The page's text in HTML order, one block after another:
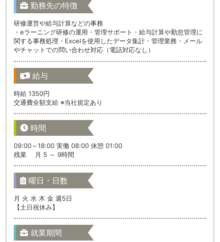
勤務先の特徴
研修運営や給与計算などの事務
・eラーニング研修の運用・管理サポート・給与計算や勤怠管理に
関する事務処理・Excelを使用したデータ集計・管理業務・メール
やチャットでの問い合わせ対応（電話対応なし）
給与
時給 1350円
交通費全額支給 ※当社規定あり
時間
09:00～18:00 実働 08:00 休憩 01:00
残業 月 5 ～ 9時間
曜日・日数
月 火 水 木 金 週5日
【土日祝休み】
就業期間